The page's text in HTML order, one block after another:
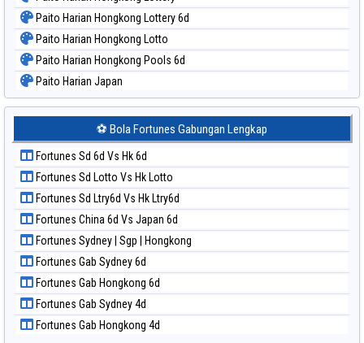
Paito Harian Hongkong Lottery 6d
Paito Harian Hongkong Lotto
Paito Harian Hongkong Pools 6d
Paito Harian Japan
Paito Harian Japan 6d
Paito Harian Korea
Paito Harian Kuda Lari
Paito Harian Magnum Cambodia
Paito Harian Nagoya
Paito Harian New York Midday
Paito Harian North Carolina Day
Paito Harian Pcso
Paito Harian Pennsylvania Day
Paito Harian Sao Paulo
Paito Harian Singapore
Paito Harian Sydney
⚽ Bola Fortunes Gabungan Lengkap
Fortunes Sd 6d Vs Hk 6d
Fortunes Sd Lotto Vs Hk Lotto
Fortunes Sd Ltry6d Vs Hk Ltry6d
Fortunes China 6d Vs Japan 6d
Fortunes Sydney | Sgp | Hongkong
Fortunes Gab Sydney 6d
Fortunes Gab Hongkong 6d
Fortunes Gab Sydney 4d
Fortunes Gab Hongkong 4d